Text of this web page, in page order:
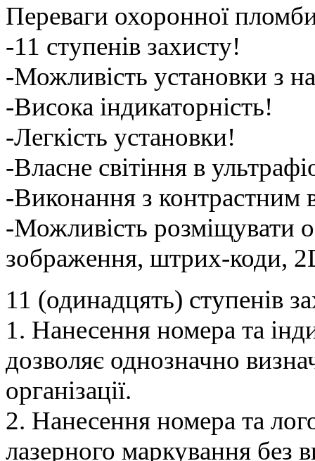
Переваги охоронної
-11 ступенів захисту!
-Можливість установки з
-Висока індикаторність!
-Легкість установки!
-Власне світіння в
-Виконання з контрастним
-Можливість розміщувати
зображення, штрих-коди,
11 (одинадцять) ступенів
1. Нанесення номера та
дозволяє однозначно
організації.
2. Нанесення номера та
лазерного маркування без